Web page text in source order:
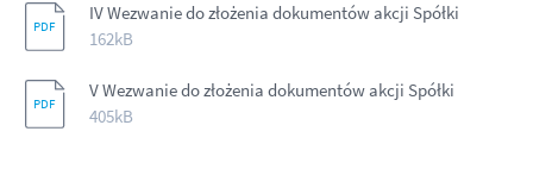
IV Wezwanie do złożenia dokumentów akcji Spółki
162kB
V Wezwanie do złożenia dokumentów akcji Spółki
405kB